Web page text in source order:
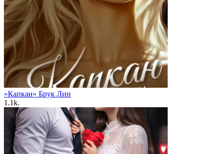
«Капкан» Брук Лин
1.1k.